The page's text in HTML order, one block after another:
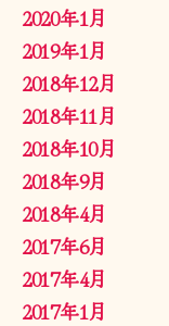
2020年1月
2019年1月
2018年12月
2018年11月
2018年10月
2018年9月
2018年4月
2017年6月
2017年4月
2017年1月